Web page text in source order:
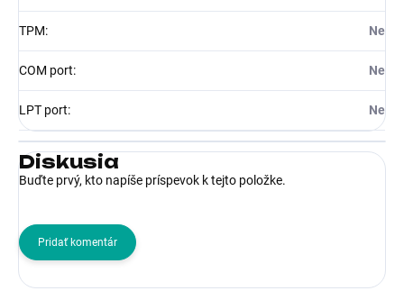
TPM: Ne
COM port: Ne
LPT port: Ne
Diskusia
Buďte prvý, kto napíše príspevok k tejto položke.
Pridať komentár